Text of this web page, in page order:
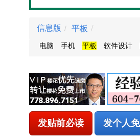
信息版 / 平板 /
电脑 手机 平板 软件设计
发贴前必读 发个人